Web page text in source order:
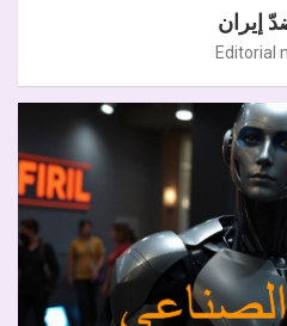
إيران
Editorial